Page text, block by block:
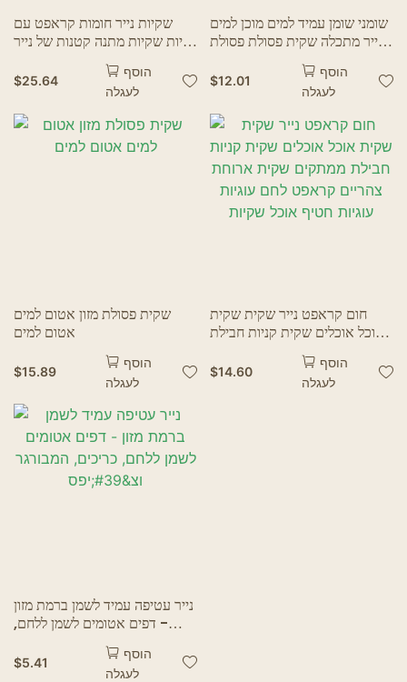
שקיות נייר חומות קראפט עם
ידיות שקיות מתנה קטנות של נייר
נייר שקיות קניות עסק
$25.64
הוסף
לעגלה
שומני שומן עמיד למים מוכן למים
נייר מתכלה שקית פסולת פסולת
חד פעמית שקית נייר פסולת
מטבח חד פעמי עם סרט PLA
$12.01
הוסף
לעגלה
שקית פסולת מזון אטום למים
אטום למים
$15.89
הוסף
לעגלה
חום קראפט נייר שקית שקית
אוכל אוכלים שקית קניות חבילת
ממתקים שקית ארוחת צהריים
קראפט לחם עוגיות עוגיות חטיף
$14.60
הוסף
לעגלה
נייר עטיפה עמיד לשמן ברמת מזון
- דפים אטומים לשמן ללחם,
כריכים, המבורגר וצ'יפס
$5.41
הוסף
לעגלה